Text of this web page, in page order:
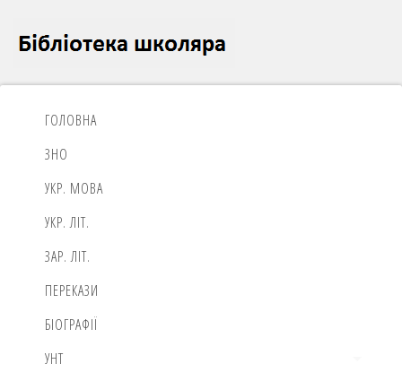
ГОЛОВНА
ЗНО
УКР. МОВА
УКР. ЛІТ.
ЗАР. ЛІТ.
ПЕРЕКАЗИ
БІОГРАФІЇ
УНТ